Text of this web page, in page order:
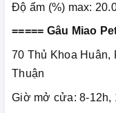
Độ ẩm (%) max:
===== Gâu Miao
70 Thủ Khoa Huân,
Thuận
Giờ mở cửa: 8-12h,